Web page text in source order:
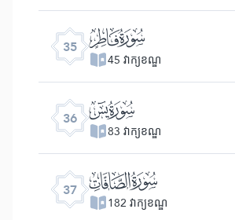
35 ﮯ
45 វាក្យខណ្ឌ
36 ﮰ
83 វាក្យខណ្ឌ
37 ﮱ
182 វាក្យខណ្ឌ